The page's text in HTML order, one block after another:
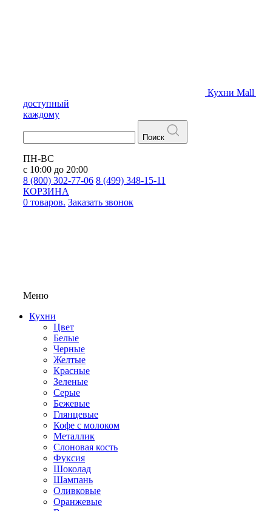
Кухни Mall
доступный
каждому
Поиск
ПН-ВС
с 10:00 до 20:00
8 (800) 302-77-06 8 (499) 348-15-11
КОРЗИНА
0 товаров. Заказать звонок
Меню
Кухни
Цвет
Белые
Черные
Желтые
Красные
Зеленые
Серые
Бежевые
Глянцевые
Кофе с молоком
Металлик
Слоновая кость
Фуксия
Шоколад
Шампань
Оливковые
Оранжевые